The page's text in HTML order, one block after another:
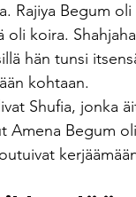
Rajiya Begum
oli koira.
hän tunsi
kohtaan.
Shufia, jonka
Amena Begum